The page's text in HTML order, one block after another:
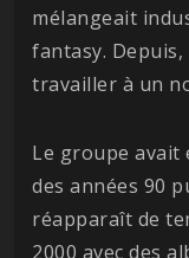
mélangeait
fantasy. Depuis,
travailler à un
Le groupe avait
des années 90
réapparaît de
2000 avec des